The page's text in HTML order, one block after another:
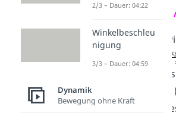
Fg ist die
ist die
in Kilogramm
ist die
2/3 – Dauer: 04:22
Winkelbeschleu
nigung
3/3 – Dauer: 04:59
Dynamik
Bewegung ohne Kraft